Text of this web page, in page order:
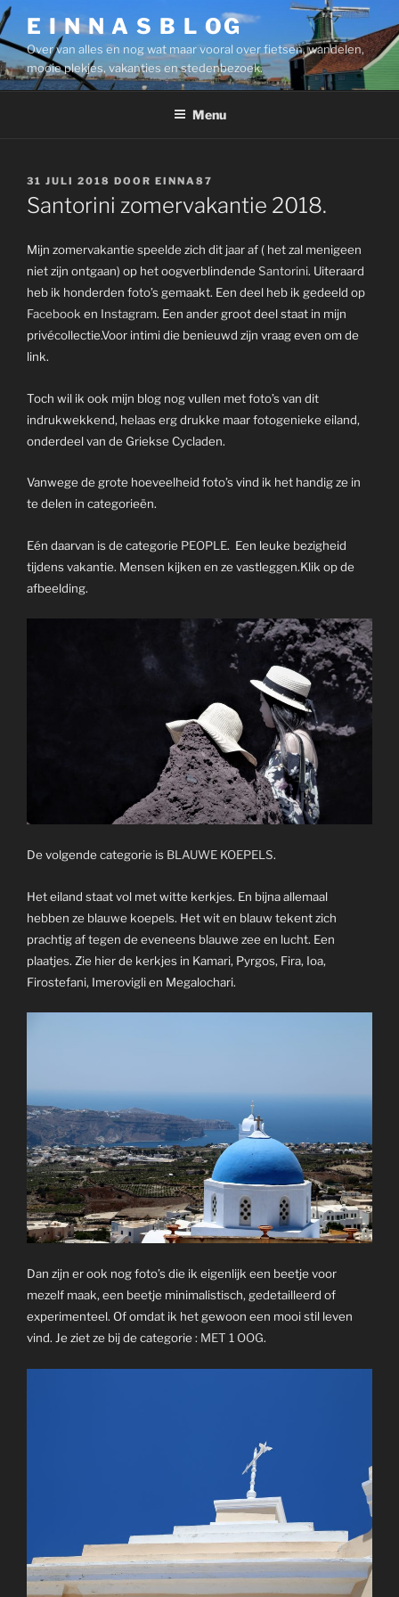
Ga
naar
de
inhoud
E I N N A S B L OG
Over van alles en nog wat maar vooral over fietsen, wandelen,
mooie plekjes, vakanties en stedenbezoek.
Menu
GEPLAATST
OP
31 JULI 2018 DOOR EINNA87
Santorini zomervakantie 2018.
Mijn zomervakantie speelde zich dit jaar af ( het zal menigeen
niet zijn ontgaan) op het oogverblindendeSantorini. Uiteraard
heb ik honderden foto’s gemaakt. Een deel heb ik gedeeld op
Facebook en Instagram. Een ander groot deel staat in mijn
privécollectie.Voor intimi die benieuwd zijn vraag even om de
link.
Toch wil ik ook mijn blog nog vullen met foto’s van dit
indrukwekkend, helaas erg drukke maar fotogenieke eiland,
onderdeel van de Griekse Cycladen.
Vanwege de grote hoeveelheid foto’s vind ik het handig ze in
te delen in categorieën.
Eén daarvan is de categorie PEOPLE. Een leuke bezigheid
tijdens vakantie. Mensen kijken en ze vastleggen.Klik op de
afbeelding.
De volgende categorie is BLAUWE KOEPELS.
Het eiland staat vol met witte kerkjes. En bijna allemaal
hebben ze blauwe koepels. Het wit en blauw tekent zich
prachtig af tegen de eveneens blauwe zee en lucht. Een
plaatjes. Zie hier de kerkjes in Kamari, Pyrgos, Fira, Ioa,
Firostefani, Imerovigli en Megalochari.
Dan zijn er ook nog foto’s die ik eigenlijk een beetje voor
mezelf maak, een beetje minimalistisch, gedetailleerd of
experimenteel. Of omdat ik het gewoon een mooi stil leven
vind. Je ziet ze bij de categorie : MET 1 OOG.